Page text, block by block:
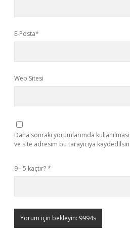
E-Posta*
Web Sitesi
Daha sonraki yorumlarımda
ve site adresim bu tarayıcıya kaydedilsin.
9 - 5 kaçtır?*